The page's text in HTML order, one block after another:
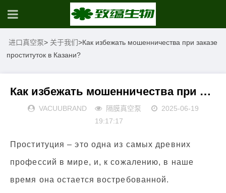
进口真空泵> 关于我们>Как избежать мошенничества при заказе
проституток в Казани?
Как избежать мошенничества при заказе проституток в Казани?
VACUUBRAND 隔膜真空泵
2025-06-19
19:17:17
Проституция – это одна из самых древних
профессий в мире, и, к сожалению, в наше
время она остается востребованной.